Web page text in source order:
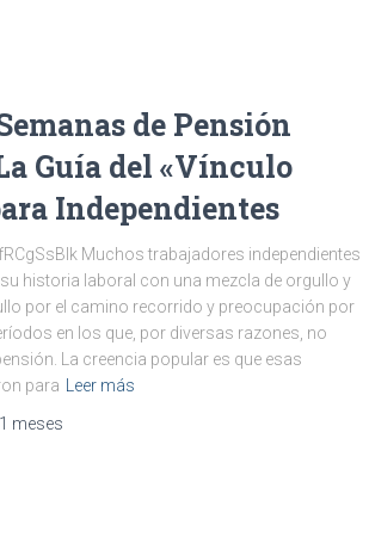
de Pensión
Guía del «Vínculo
Independientes
Muchos trabajadores independientes
historia laboral con una mezcla de orgullo y
por el camino recorrido y preocupación por
en los que, por diversas razones, no
La creencia popular es que esas
para
Leer más
meses